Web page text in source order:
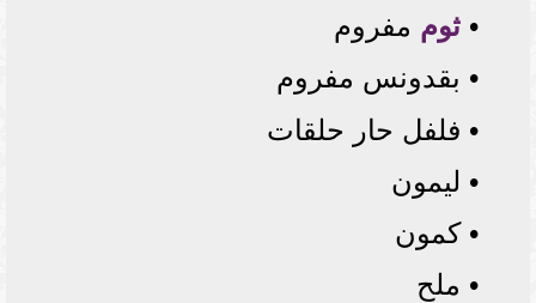
•ثوم مفروم
• بقدونس مفروم
• فلفل حار حلقات
• ليمون
• كمون
• ملح